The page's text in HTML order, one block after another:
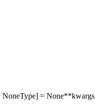
NoneType] = None**kwargs